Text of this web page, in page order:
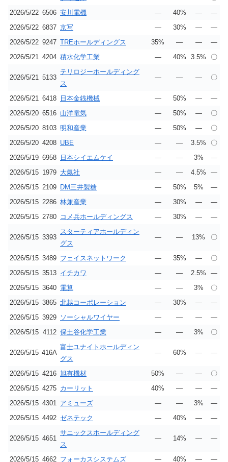
2026/5/22 6506 安川電機 ― 40% ―
―
2026/5/22 6837 京写 ― 30% ―
―
2026/5/22 9247 TREホールディングス 35% ― ―
―
2026/5/21 4204 積水化学工業 ― 40% 3.5% 〇
2026/5/21 5133
テリロジーホールディング
ス
― ― ― 〇
2026/5/21 6418 日本金銭機械 ― 50% ―
―
2026/5/20 6516 山洋電気 ― 50% ―
〇
2026/5/20 8103 明和産業 ― 50% ―
〇
2026/5/20 4208 UBE ― ― 3.5%
〇
2026/5/19 6958 日本シイエムケイ ― ― 3%
―
2026/5/15 1979 大氣社 ― ― 4.5%
―
2026/5/15 2109 DM三井製糖 ― 50% 5%
―
2026/5/15 2286 林兼産業 ― 30% ―
―
2026/5/15 2780 コメ兵ホールディングス ― 30% ― ―
2026/5/15 3393
スターティアホールディン
グス
― ― 13% 〇
2026/5/15 3489 フェイスネットワーク ― 35% ―
〇
2026/5/15 3513 イチカワ ― ― 2.5%
―
2026/5/15 3640 電算 ― ― 3%
〇
2026/5/15 3865 北越コーポレーション ― 30% ―
―
2026/5/15 3929 ソーシャルワイヤー ― ― ―
―
2026/5/15 4112 保土谷化学工業 ― ― 3% 〇
2026/5/15 416A
富士ユナイトホールディン
グス
― 60% ― ―
2026/5/15 4216 旭有機材 50% ― ―
〇
2026/5/15 4275 カーリット 40% ― ―
―
2026/5/15 4301 アミューズ ― ― 3%
―
2026/5/15 4492 ゼネテック ― 40% ― ―
2026/5/15 4651
サニックスホールディング
ス
― 14% ― ―
2026/5/15 4662 フォーカスシステムズ ― 40% ― ―